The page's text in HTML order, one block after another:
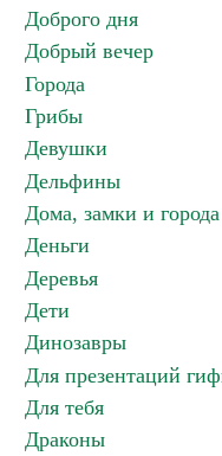
Доброго дня
Добрый вечер
Города
Грибы
Девушки
Дельфины
Дома, замки и города
Деньги
Деревья
Дети
Динозавры
Для презентаций
Для тебя
Драконы